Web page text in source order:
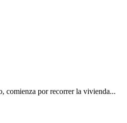
comienza por recorrer la vivienda...